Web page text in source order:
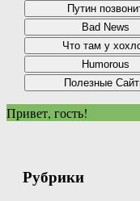
Привет, гость!
Рубрики